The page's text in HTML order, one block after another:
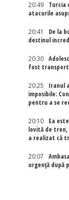
20:49
Turcia
atacurile
20:41
De la
destinul
20:30
fost
20:25
Iranul
imposibile:
pentru a se
20:10
Ea
lovită de tren,
a realizat că
20:07
urgență după